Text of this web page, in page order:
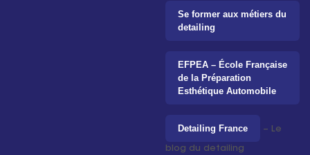
Se former aux métiers du
detailing
EFPEA – École Française
de la Préparation
Esthétique Automobile
Detailing France – Le
blog du detailing